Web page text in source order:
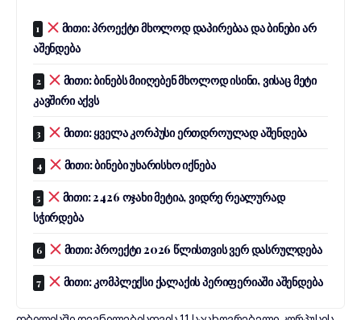
მითი: პროექტი მხოლოდ დაპირებაა და ბინები არ
აშენდება
მითი: ბინებს მიიღებენ მხოლოდ ისინი, ვისაც მეტი
კავშირი აქვს
მითი: ყველა კორპუსი ერთდროულად აშენდება
მითი: ბინები უხარისხო იქნება
მითი: 2426 ოჯახი მეტია, ვიდრე რეალურად
სჭირდება
მითი: პროექტი 2026 წლისთვის ვერ დასრულდება
მითი: კომპლექსი ქალაქის პერიფერიაში აშენდება